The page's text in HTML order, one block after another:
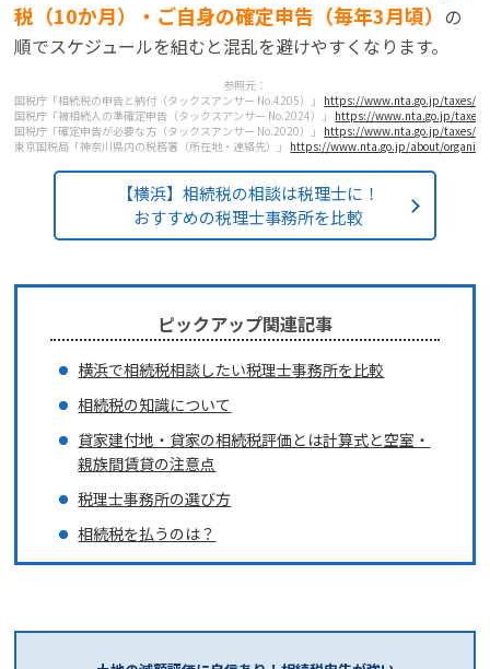
税（10か月）・ご自身の確定申告（毎年3月頃） の
順でスケジュールを組むと混乱を避けやすくなります。
参照元：
国税庁「相続税の申告と納付（タックスアンサー No.4205）」 https://www.nta.go.jp/taxes/
国税庁「被相続人の準確定申告（タックスアンサー No.2024）」 https://www.nta.go.jp/
国税庁「確定申告が必要な方（タックスアンサー No.2020）」 https://www.nta.go.jp/taxes/
東京国税局「神奈川県内の税務署（所在地・連絡先）」 https://www.nta.go.jp/about/
【横浜】相続税の相談は税理士に！
おすすめの税理士事務所を比較
ピックアップ関連記事
横浜で相続税相談したい税理士事務所を比較
相続税の知識について
貸家建付地・貸家の相続税評価とは計算式と空室・
親族間賃貸の注意点
税理士事務所の選び方
相続税を払うのは？